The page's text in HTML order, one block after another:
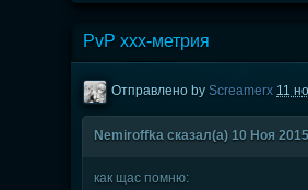
PvP xxx-метрия
Отправлено byScreamerx 11
Nеmiroffkа сказал(а) 10 Ноя
как щас помню: